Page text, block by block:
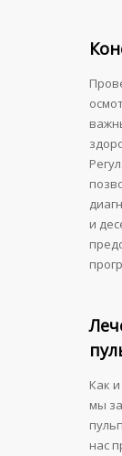
и
Как
мы
нас